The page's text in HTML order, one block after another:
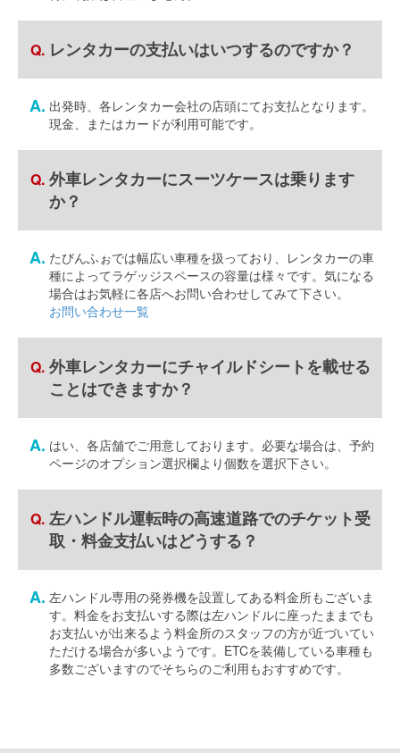
レンタカーの支払いはいつするのですか？
出発時、各レンタカー会社の店頭にてお支払となります。
現金、またはカードが利用可能です。
外車レンタカーにスーツケースは乗ります
か？
たびんふぉでは幅広い車種を扱っており、レンタカーの車
種によってラゲッジスペースの容量は様々です。気になる
場合はお気軽に各店へお問い合わせしてみて下さい。
お問い合わせ一覧
外車レンタカーにチャイルドシートを載せる
ことはできますか？
はい、各店舗でご用意しております。必要な場合は、予約
ページのオプション選択欄より個数を選択下さい。
左ハンドル運転時の高速道路でのチケット受
取・料金支払いはどうする？
左ハンドル専用の発券機を設置してある料金所もございま
す。料金をお支払いする際は左ハンドルに座ったままでも
お支払いが出来るよう料金所のスタッフの方が近づいてい
ただける場合が多いようです。ETCを装備している車種も
多数ございますのでそちらのご利用もおすすめです。